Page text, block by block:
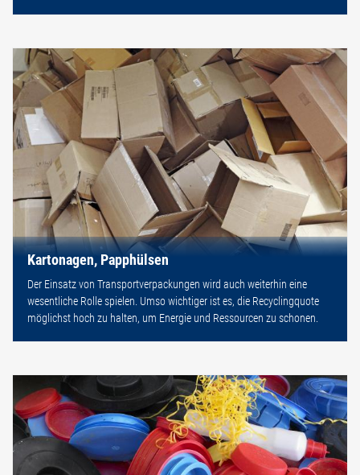
Kartonagen, Papphülsen
Der Einsatz von Transportverpackungen wird auch weiterhin eine
wesentliche Rolle spielen. Umso wichtiger ist es, die Recyclingquote
möglichst hoch zu halten, um Energie und Ressourcen zu schonen.